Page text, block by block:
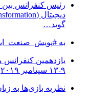
رئیس کنفرانس بین
گوید…
به
یازدهمین کنفرانس
۹-۱۳ سپتامبر ۲۰۱۹
نظریه بازی‌ها به